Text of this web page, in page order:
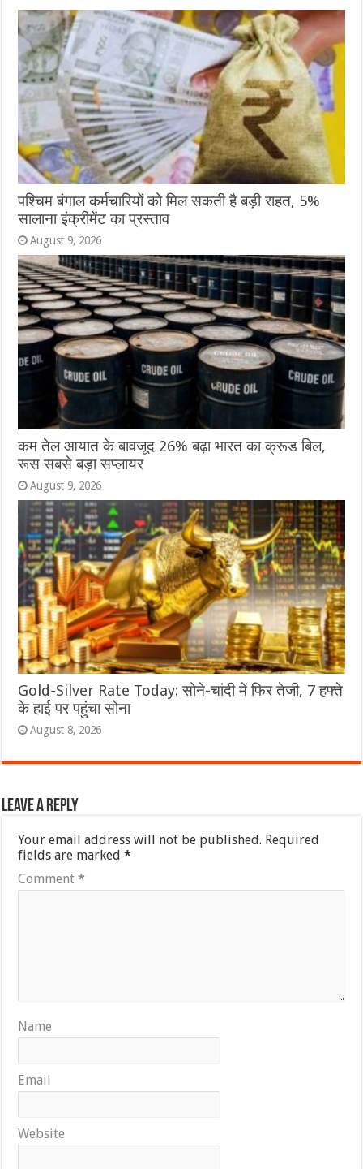
पश्चिम बंगाल कर्मचारियों को मिल सकती है बड़ी राहत, 5%
सालाना इंक्रीमेंट का प्रस्ताव
August 9, 2026
कम तेल आयात के बावजूद 26% बढ़ा भारत का क्रूड बिल,
रूस सबसे बड़ा सप्लायर
August 9, 2026
Gold-Silver Rate Today: सोने-चांदी में फिर तेजी, 7 हफ्ते
के हाई पर पहुंचा सोना
August 8, 2026
Leave a Reply
Your email address will not be published. Required
fields are marked*
Comment*
Name
Email
Website